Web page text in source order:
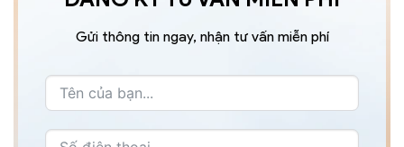
Gửi thông tin ngay, nhận tư vấn miễn phí